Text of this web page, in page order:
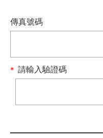
傳真號碼
請輸入驗證碼